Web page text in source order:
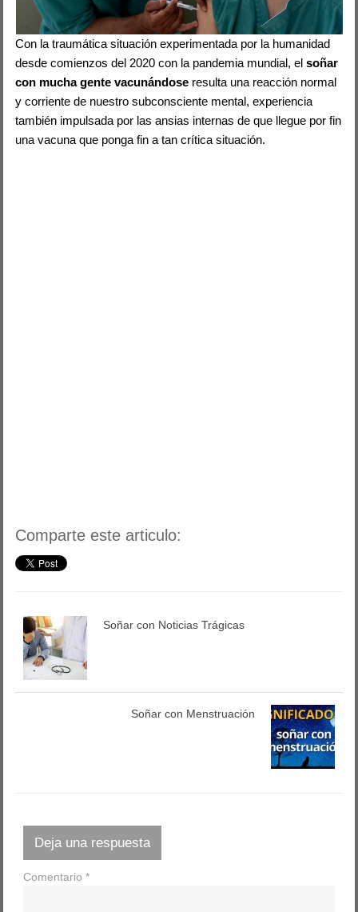
Con la traumática situación experimentada por la humanidad
desde comienzos del 2020 con la pandemia mundial, elsoñar
con mucha gente vacunándose resulta una reacción normal
y corriente de nuestro subconsciente mental, experiencia
también impulsada por las ansias internas de que llegue por fin
una vacuna que ponga fin a tan crítica situación.
Comparte este articulo:
Soñar con Noticias Trágicas
Soñar con Menstruación
Deja una respuesta
Comentario*